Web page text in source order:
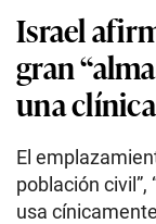
Israel
gran
una
El
población
usa